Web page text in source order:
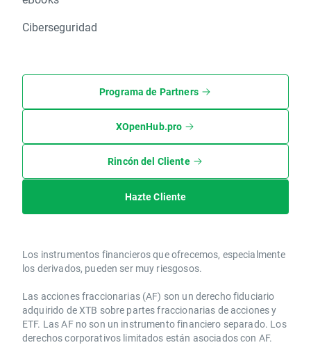
Ciberseguridad
Programa de Partners
XOpenHub.pro
Rincón del Cliente
Hazte Cliente
Los instrumentos financieros que ofrecemos, especialmente
los derivados, pueden ser muy riesgosos.
Las acciones fraccionarias (AF) son un derecho fiduciario
adquirido de XTB sobre partes fraccionarias de acciones y
ETF. Las AF no son un instrumento financiero separado. Los
derechos corporativos limitados están asociados con AF.